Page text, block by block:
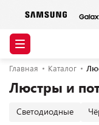
Главная Каталог
Люстры и
Светодиодные